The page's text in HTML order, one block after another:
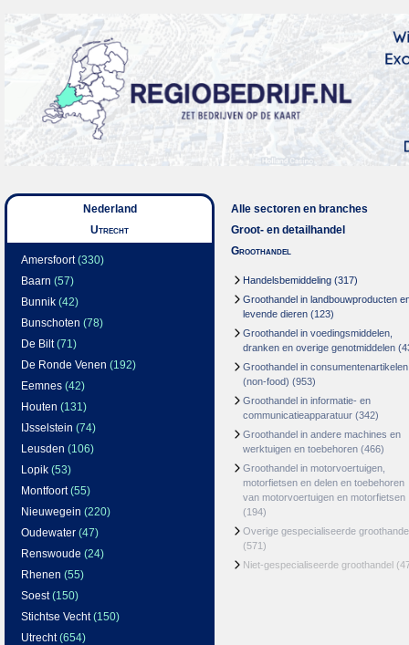
Nederland
Utrecht
Amersfoort(330)
Baarn (57)
Bunnik (42)
Bunschoten (78)
De Bilt(71)
De Ronde Venen (192)
Eemnes (42)
Houten (131)
IJsselstein (74)
Leusden (106)
Lopik (53)
Montfoort(55)
Nieuwegein (220)
Oudewater (47)
Renswoude (24)
Rhenen (55)
Soest(150)
Stichtse Vecht(150)
Utrecht(654)
Alle sectoren en branches
Groot- en detailhandel
Groothandel
Handelsbemiddeling (317)
Groothandel in landbouwproducten
levende dieren (123)
Groothandel in voedingsmiddelen,
dranken en overige genotmiddelen
Groothandel in consumentenartikelen
(non-food) (953)
Groothandel in informatie- en
communicatieapparatuur (342)
Groothandel in andere machines en
werktuigen en toebehoren (466)
Groothandel in motorvoertuigen,
motorfietsen en delen en toebehoren
van motorvoertuigen en motorfietsen
(194)
Overige gespecialiseerde
(571)
Niet-gespecialiseerde groothandel